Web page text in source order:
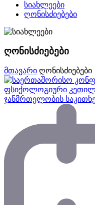
სიახლეები
ღონისძიებები
ღონისძიებები
მთავარი ღონისძიებები